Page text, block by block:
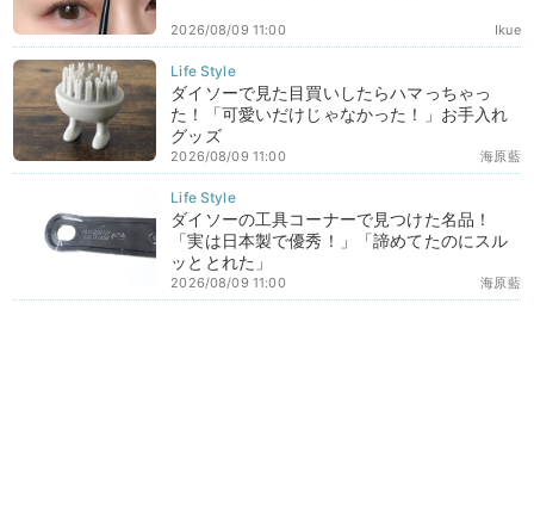
Ikue
2026/08/09 11:00
ダイソーで見た目買いしたらハマっちゃっ
た！「可愛いだけじゃなかった！」お手入れ
グッズ
海原藍
2026/08/09 11:00
ダイソーの工具コーナーで見つけた名品！
「実は日本製で優秀！」「諦めてたのにスル
ッととれた」
海原藍
2026/08/09 11:00